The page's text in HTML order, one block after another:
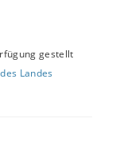
gestellt
Landes